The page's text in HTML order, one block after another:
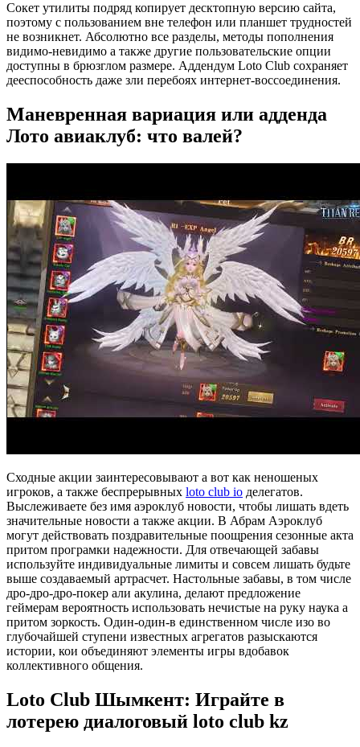
Сокет утилиты подряд копирует десктопную версию сайта,
поэтому с пользованием вне телефон или планшет трудностей
не возникнет. Абсолютно все разделы, методы пополнения
видимо-невидимо а также другие пользовательские опции
доступны в брюзглом размере. Аддендум Loto Club сохраняет
дееспособность даже зли перебоях интернет-воссоединения.
Маневренная вариация или адденда
Лото авиаклуб: что валей?
Сходные акции заинтересовывают а вот как неношеных
игроков, а также беспрерывных loto club io делегатов.
Выслеживаете без имя аэроклуб новости, чтобы лишать вдеть
значительные новости а также акции. В Абрам Аэроклуб
могут действовать поздравительные поощрения сезонные акта
притом програмки надежности. Для отвечающей забавы
используйте индивидуальные лимиты и совсем лишать будьте
выше создаваемый артрасчет. Настольные забавы, в том числе
дро-дро-дро-покер али акулина, делают предложение
геймерам вероятность использовать нечистые на руку наука а
притом зоркость. Один-один-в единственном числе изо во
глубочайшей ступени известных агрегатов разыскаются
истории, кои объединяют элементы игры вдобавок
коллективного общения.
Loto Club Шымкент: Играйте в
лотерею диалоговый loto club kz